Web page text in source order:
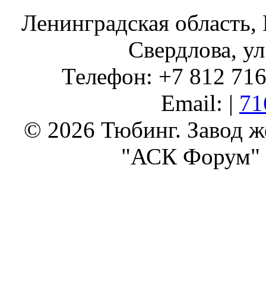
Ленинградская
Свердлова,
Телефон: +7 812
Email: |
© 2026 Тюбинг. Завод
"АСК Форум"